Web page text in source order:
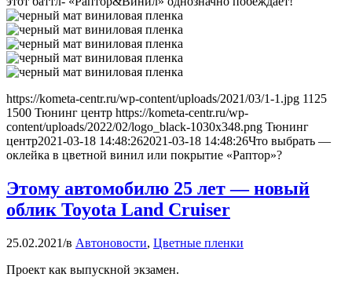
https://kometa-centr.ru/wp-content/uploads/2021/03/1-1.jpg 1125
1500 Тюнинг центр https://kometa-centr.ru/wp-
content/uploads/2022/02/logo_black-1030x348.png Тюнинг
центр2021-03-18 14:48:262021-03-18 14:48:26Что выбрать —
оклейка в цветной винил или покрытие «Раптор»?
Этому автомобилю 25 лет — новый
облик Toyota Land Cruiser
25.02.2021/в Автоновости, Цветные пленки
Проект как выпускной экзамен.